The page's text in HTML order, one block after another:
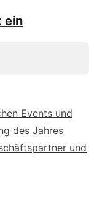
ein
Events und
des Jahres
und